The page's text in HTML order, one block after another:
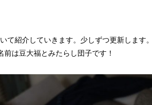
て紹介していきます。少しずつ更新します
は豆大福とみたらし団子です！